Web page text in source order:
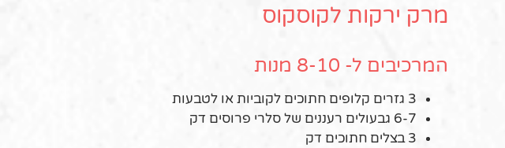
מרק ירקות לקוסקוס
המרכיבים ל- 8-10 מנות
3 גזרים קלופים חתוכים לקוביות או לטבעות
6-7 גבעולים רעננים של סלרי פרוסים דק
3 בצלים חתוכים דק